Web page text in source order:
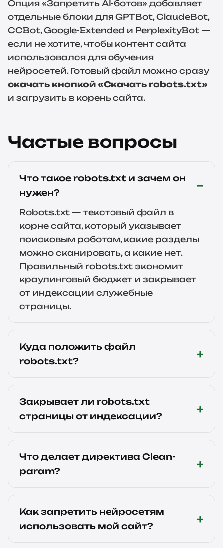
Опция «Запретить AI-ботов» добавляет
отдельные блоки для GPTBot, ClaudeBot,
CCBot, Google-Extended и PerplexityBot —
если не хотите, чтобы контент сайта
использовался для обучения
нейросетей. Готовый файл можно сразу
скачать кнопкой «Скачать robots.txt»
и загрузить в корень сайта.
Частые вопросы
Что такое robots.txt и зачем он
нужен?
Robots.txt — текстовый файл в
корне сайта, который указывает
поисковым роботам, какие разделы
можно сканировать, а какие нет.
Правильный robots.txt экономит
краулинговый бюджет и закрывает
от индексации служебные
страницы.
Куда положить файл
robots.txt?
Закрывает ли robots.txt
страницы от индексации?
Что делает директива Clean-
param?
Как запретить нейросетям
использовать мой сайт?